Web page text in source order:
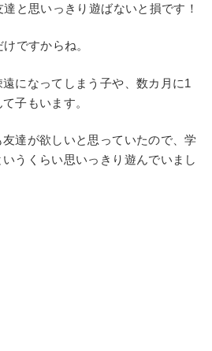
と思いっきり遊ばないと損です！
ですからね。
になってしまう子や、数カ月に1
子もいます。
達が欲しいと思っていたので、学
うくらい思いっきり遊んでいまし